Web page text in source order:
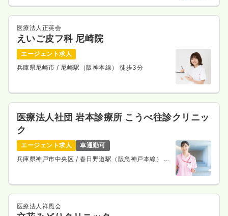
医療法人正英会
えいご皮フ科 尼崎院
エージェント求人
兵庫県尼崎市 / 尼崎駅（阪神本線） 徒歩3分
医療法人社団 岩本診療所 こうべ往診クリニッ
ク
エージェント求人
車通勤可
兵庫県神戸市中央区 / 春日野道駅（阪急神戸本線） 徒
医療法人祥風会